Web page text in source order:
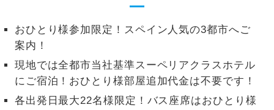
おひとり様参加限定！スペイン人気の3都市へご
案内！
現地では全都市当社基準スーペリアクラスホテル
にご宿泊！おひとり様部屋追加代金は不要です！
各出発日最大22名様限定！バス座席はおひとり様
1名様1室同代
コースです。
ご夫婦限定でご参加いただけるコースで
す。